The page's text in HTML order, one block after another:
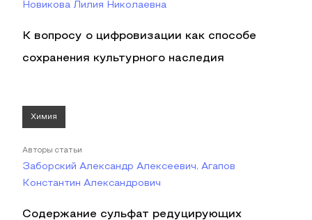
Новикова Лилия Николаевна
К вопросу о цифровизации как способе
сохранения культурного наследия
Химия
Авторы статьи
Заборский Александр Алексеевич, Агапов
Константин Александрович
Содержание сульфат редуцирующих